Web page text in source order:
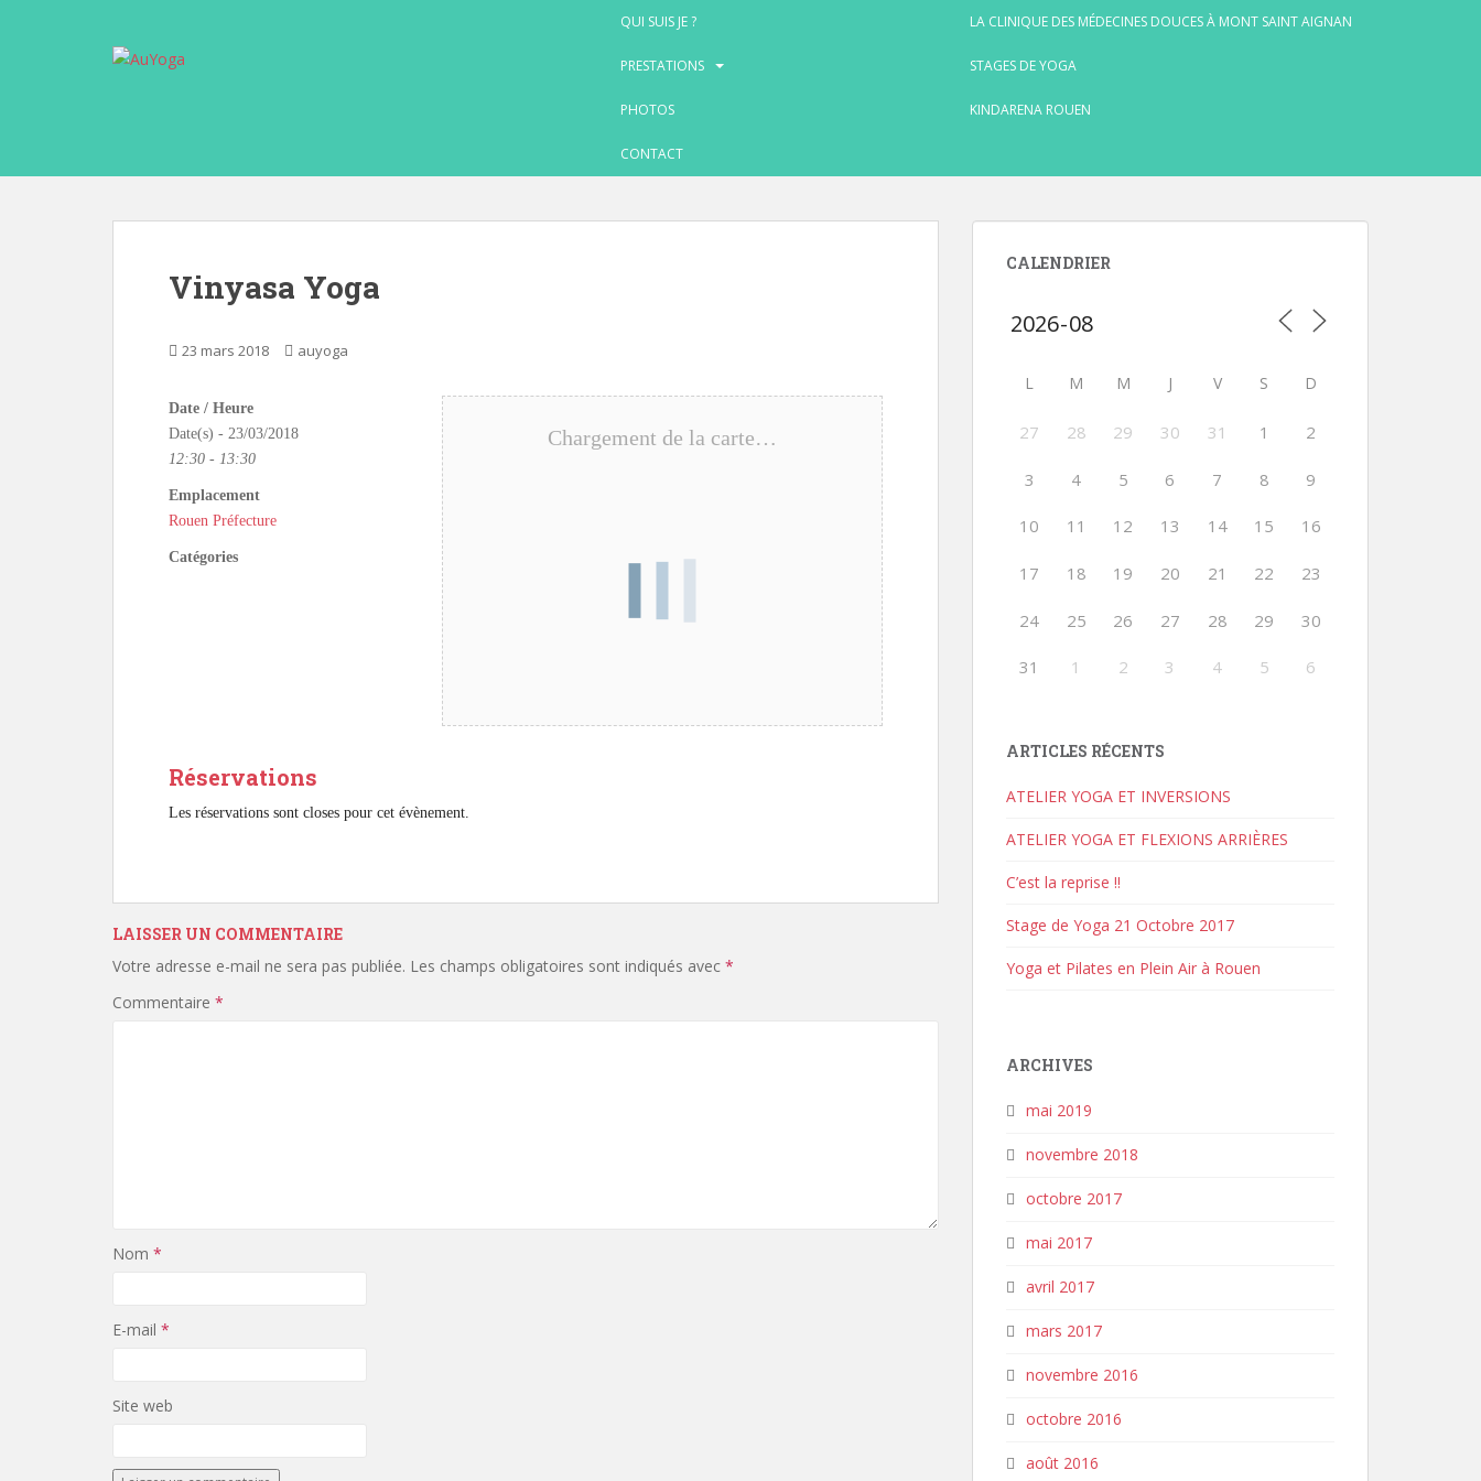
QUI SUIS JE ?
PRESTATIONS
PHOTOS
CONTACT
LA CLINIQUE DES MÉDECINES DOUCES À MONT SAINT AIGNAN
STAGES DE YOGA
KINDARENA ROUEN
Vinyasa Yoga
23 mars 2018 auyoga
Chargement de la carte…
Date / Heure
Date(s) - 23/03/2018
12:30 - 13:30
Emplacement
Rouen Préfecture
Catégories
Réservations
Les réservations sont closes pour cet évènement.
LAISSER UN COMMENTAIRE
Votre adresse e-mail ne sera pas publiée. Les champs obligatoires sont indiqués avec *
Commentaire *
Nom *
E-mail *
Site web
CALENDRIER
L M M J V S D
27 28 29 30 31 1 2
3 4 5 6 7 8 9
10 11 12 13 14 15 16
17 18 19 20 21 22 23
24 25 26 27 28 29 30
31 1 2 3 4 5 6
ARTICLES RÉCENTS
ATELIER YOGA ET INVERSIONS
ATELIER YOGA ET FLEXIONS ARRIÈRES
C’est la reprise !!
Stage de Yoga 21 Octobre 2017
Yoga et Pilates en Plein Air à Rouen
ARCHIVES
mai 2019
novembre 2018
octobre 2017
mai 2017
avril 2017
mars 2017
novembre 2016
octobre 2016
août 2016